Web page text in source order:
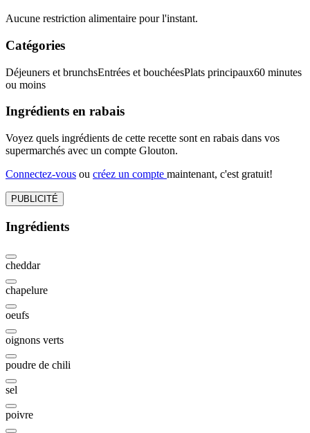
Aucune restriction alimentaire pour l'instant.
Catégories
Déjeuners et brunchsEntrées et bouchéesPlats principaux60 minutes
ou moins
Ingrédients en rabais
Voyez quels ingrédients de cette recette sont en rabais dans vos
supermarchés avec un compte Glouton.
Connectez-vous ou créez un compte maintenant, c'est gratuit!
PUBLICITÉ
Ingrédients
cheddar
chapelure
oeufs
oignons verts
poudre de chili
sel
poivre